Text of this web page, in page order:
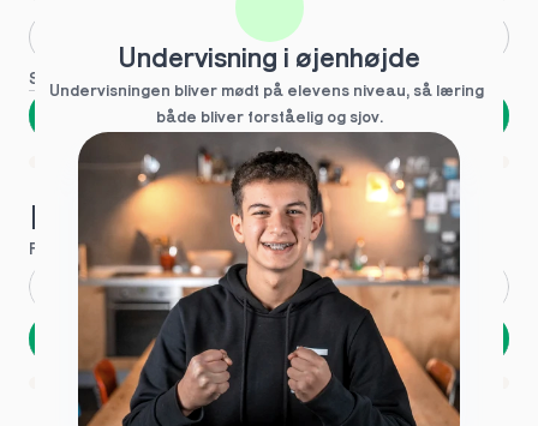
Se flere
Næste
Spring over
1 ud af 9 for at finde den rette tutor
Hvad hedder du?
Fornavn Efternavn*
Næste
Opbevares sikkert - oplysninger deles aldrig
1 ud af 9 for at finde den rette tutor
Undervisning i øjenhøjde
Undervisningen bliver mødt på elevens niveau, så læring
både bliver forståelig og sjov.